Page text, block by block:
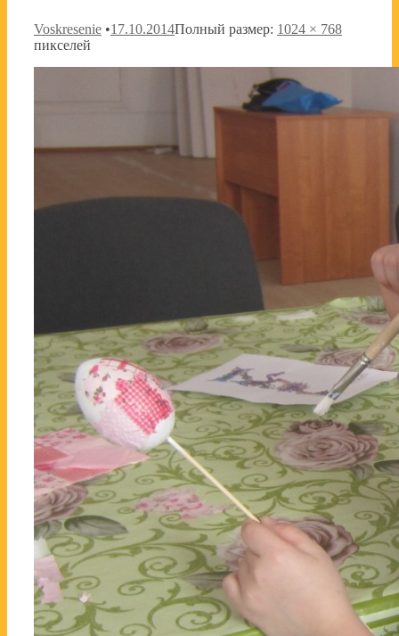
Voskresenie •17.10.2014Полный размер: 1024 × 768
пикселей